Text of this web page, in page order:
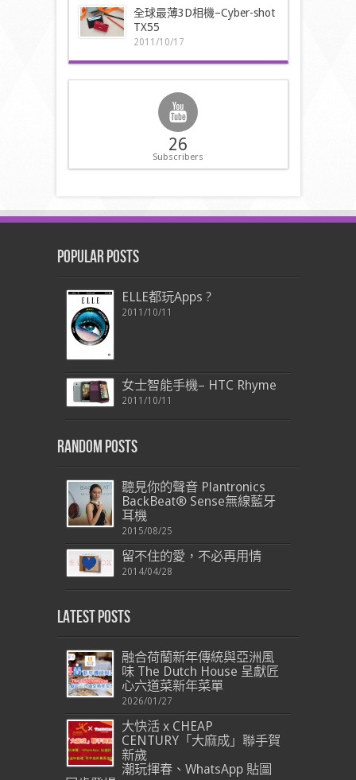
全球最薄3D相機–Cyber-shot
TX55
2011/10/17
26
Subscribers
Popular Posts
ELLE都玩Apps ?
2011/10/11
女士智能手機– HTC Rhyme
2011/10/11
Random Posts
聽見你的聲音 Plantronics
BackBeat® Sense無線藍牙
耳機
2015/08/25
留不住的愛，不必再用情
2014/04/28
Latest Posts
融合荷蘭新年傳統與亞洲風
味 The Dutch House 呈獻匠
心六道菜新年菜單
2026/01/27
大快活 x CHEAP
CENTURY「大麻成」聯手賀
新歲
潮玩揮春、WhatsApp 貼圖